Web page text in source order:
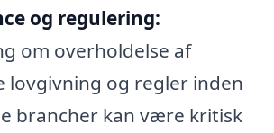
og regulering:
om overholdelse af
lovgivning og regler inden
brancher kan være kritisk